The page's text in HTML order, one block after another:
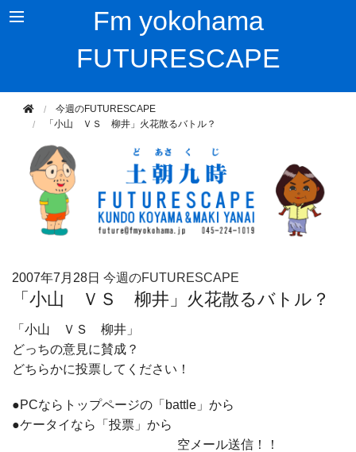
Fm yokohama
FUTURESCAPE
今週のFUTURESCAPE
「小山 ＶＳ 柳井」火花散るバトル？
2007年7月28日 今週のFUTURESCAPE
「小山 ＶＳ 柳井」火花散るバトル？
「小山 ＶＳ 柳井」
どっちの意見に賛成？
どちらかに投票してください！
●PCならトップページの「battle」から
●ケータイなら「投票」から
空メール送信！！